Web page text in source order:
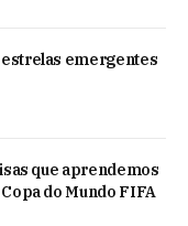
estrelas emergentes
que aprendemos
do Mundo FIFA